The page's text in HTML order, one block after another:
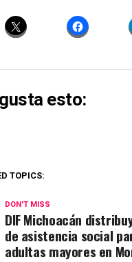
esto:
TOPICS:
DON'T MISS
DIF Michoacán
de asistencia social
adultas mayores en